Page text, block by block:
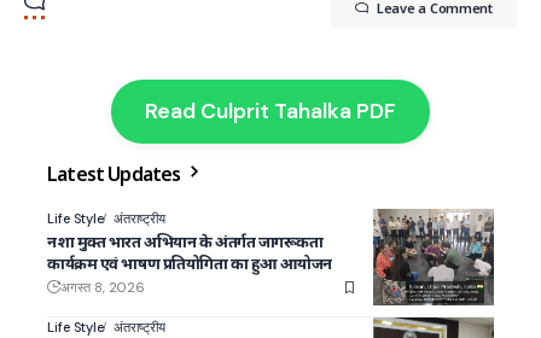
Leave a Comment
Read Culprit Tahalka PDF
Latest Updates
Life Style अंतराष्ट्रीय
नशा मुक्त भारत अभियान के अंतर्गत जागरूकता
कार्यक्रम एवं भाषण प्रतियोगिता का हुआ आयोजन
अगस्त 8, 2026
Life Style अंतराष्ट्रीय